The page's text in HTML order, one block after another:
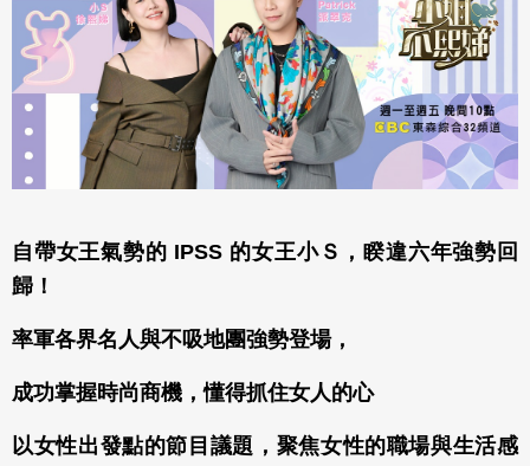
自帶女王氣勢的 IPSS 的女王小Ｓ，睽違六年強勢回
歸！
率軍各界名人與不吸地團強勢登場，
成功掌握時尚商機，懂得抓住女人的心
以女性出發點的節目議題，聚焦女性的職場與生活感